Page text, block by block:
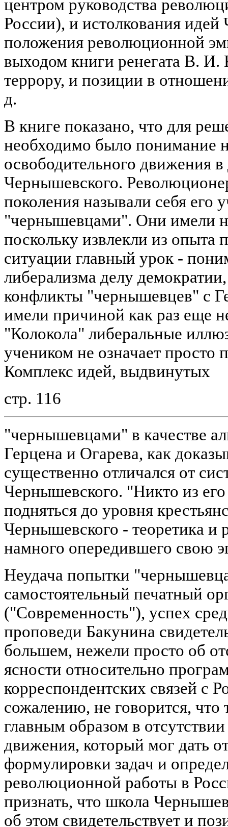
центром руководства
России), и истолкования
положения революционной
выходом книги ренегата В. И.
террору, и позиции в
д.
В книге показано, что для
необходимо было понимание
освободительного движения
Чернышевского.
поколения называли себя его
"чернышевцами". Они имели
поскольку извлекли из
ситуации главный урок -
либерализма делу
конфликты "чернышевцев" с
имели причиной как раз еще
"Колокола" либеральные
учеником не означает просто
Комплекс идей, выдвинутых
стр. 116
"чернышевцами" в качестве
Герцена и Огарева, как
существенно отличался от
Чернышевского. "Никто из
подняться до уровня
Чернышевского - теоретика и
намного опередившего свою
Неудача попытки
самостоятельный печатный
("Современность"), успех
проповеди Бакунина
большем, нежели просто об
ясности относительно
корреспондентских связей с
сожалению, не говорится, что
главным образом в
движения, который мог дать
формулировки задач и
революционной работы в
признать, что школа
об этом свидетельствует и